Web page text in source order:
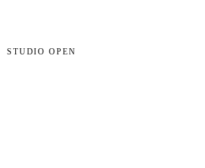
STUDIO OPEN